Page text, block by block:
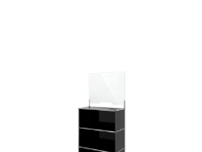
Akkuleuchten